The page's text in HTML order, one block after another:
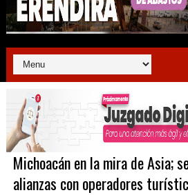
Michoacán en la mira de Asia;
alianzas con operadores